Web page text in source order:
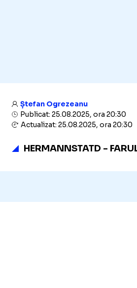
Ștefan Ogrezeanu
Publicat: 25.08.2025, ora 20:30
Actualizat: 25.08.2025, ora 20:30
HERMANNSTATD -